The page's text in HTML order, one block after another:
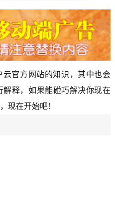
官方网站的知识，其中也会
释，如果能碰巧解决你现在
现在开始吧！